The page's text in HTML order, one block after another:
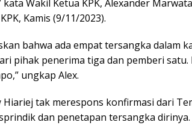
kata Wakil Ketua KPK, Alexander
Kamis (9/11/2023).
bahwa ada empat tersangka dalam
pihak penerima tiga dan pemberi satu.
ungkap Alex.
Hiariej tak merespons konfirmasi dari
dan penetapan tersangka dirinya.